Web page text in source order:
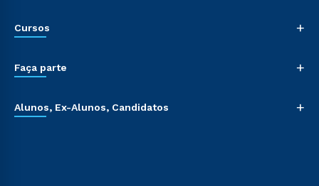
Cursos +
Faça parte +
Alunos, Ex-Alunos, Candidatos +